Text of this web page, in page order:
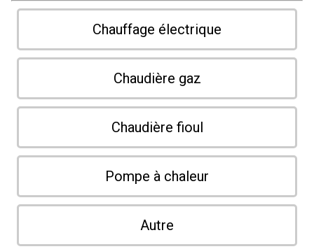
Chauffage électrique
Chaudière gaz
Chaudière fioul
Pompe à chaleur
Autre